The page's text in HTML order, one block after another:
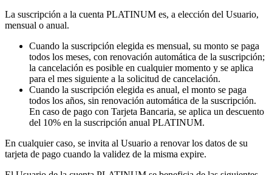
La suscripción a la cuenta PLATINUM es, a elección del Usuario,
mensual o anual.
Cuando la suscripción elegida es mensual, su monto se paga
todos los meses, con renovación automática de la suscripción;
la cancelación es posible en cualquier momento y se aplica
para el mes siguiente a la solicitud de cancelación.
Cuando la suscripción elegida es anual, el monto se paga
todos los años, sin renovación automática de la suscripción.
En caso de pago con Tarjeta Bancaria, se aplica un descuento
del 10% en la suscripción anual PLATINUM.
En cualquier caso, se invita al Usuario a renovar los datos de su
tarjeta de pago cuando la validez de la misma expire.